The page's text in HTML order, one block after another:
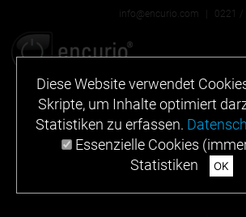
info@encurio.com 0221 /
Diese Website verwendet
Skripte, um Inhalte optimiert
Statistiken zu erfassen.
Essenzielle Cookies
Statistiken
OK